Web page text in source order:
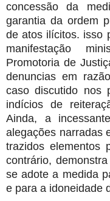
concessão da
garantia da ordem
de atos ilícitos. isso
manifestação
Promotoria de
denuncias em
caso discutido nos
indícios de
Ainda, a
alegações narradas
trazidos elementos
contrário,
se adote a medida
e para a idoneidade